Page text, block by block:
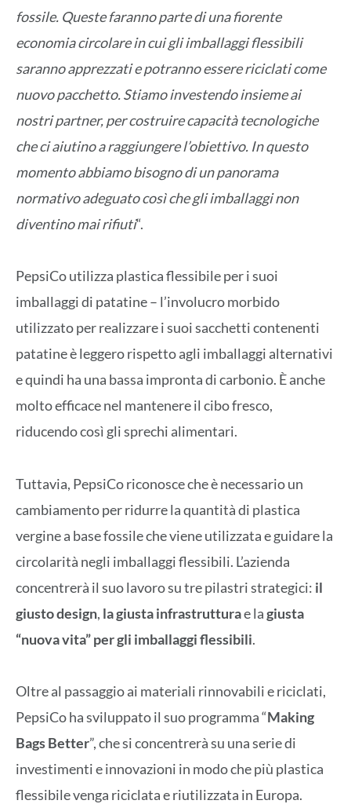
fossile. Queste faranno parte di una fiorente
economia circolare in cui gli imballaggi flessibili
saranno apprezzati e potranno essere riciclati come
nuovo pacchetto. Stiamo investendo insieme ai
nostri partner, per costruire capacità tecnologiche
che ci aiutino a raggiungere l’obiettivo. In questo
momento abbiamo bisogno di un panorama
normativo adeguato così che gli imballaggi non
diventino mai rifiuti“.
PepsiCo utilizza plastica flessibile per i suoi
imballaggi di patatine – l’involucro morbido
utilizzato per realizzare i suoi sacchetti contenenti
patatine è leggero rispetto agli imballaggi alternativi
e quindi ha una bassa impronta di carbonio. È anche
molto efficace nel mantenere il cibo fresco,
riducendo così gli sprechi alimentari.
Tuttavia, PepsiCo riconosce che è necessario un
cambiamento per ridurre la quantità di plastica
vergine a base fossile che viene utilizzata e guidare la
circolarità negli imballaggi flessibili. L’azienda
concentrerà il suo lavoro su tre pilastri strategici: il
giusto design, la giusta infrastrutturae lagiusta
“nuova vita” per gli imballaggi flessibili.
Oltre al passaggio ai materiali rinnovabili e riciclati,
PepsiCo ha sviluppato il suo programma “Making
Bags Better”, che si concentrerà su una serie di
investimenti e innovazioni in modo che più plastica
flessibile venga riciclata e riutilizzata in Europa.